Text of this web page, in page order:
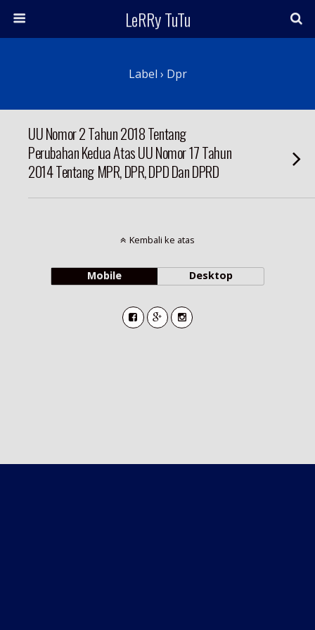
LeRRy TuTu
Label › Dpr
UU Nomor 2 Tahun 2018 Tentang
Perubahan Kedua Atas UU Nomor 17 Tahun
2014 Tentang MPR, DPR, DPD Dan DPRD
Kembali ke atas
Mobile Desktop